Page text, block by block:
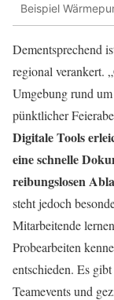
Beispiel
Dementsprechend
regional verankert.
Umgebungrund
pünktlicher
Digitale Tools
eine schnelle
reibungslosen
steht jedoch
Mitarbeitende
Probearbeiten
entschieden. Es
Teamevents und